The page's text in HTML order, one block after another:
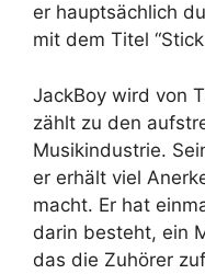
er hauptsächlich
mit dem Titel
JackBoy wird von
zählt zu den
Musikindustrie.
er erhält viel
macht. Er hat
darin besteht, ein
das die Zuhörer